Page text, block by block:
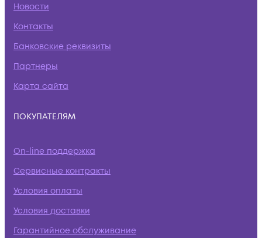
Новости
Контакты
Банковские реквизиты
Партнеры
Карта сайта
ПОКУПАТЕЛЯМ
On-line поддержка
Сервисные контракты
Условия оплаты
Условия доставки
Гарантийное обслуживание